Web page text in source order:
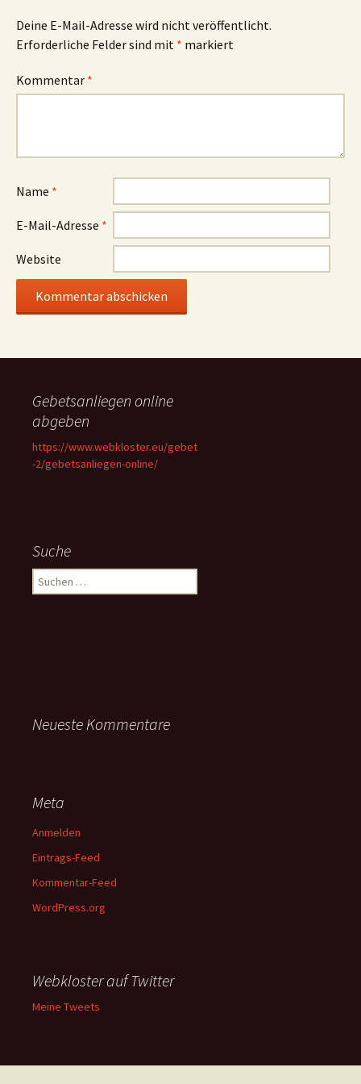
Deine E-Mail-Adresse wird nicht veröffentlicht.
Erforderliche Felder sind mit * markiert
Kommentar *
Name *
E-Mail-Adresse *
Website
Gebetsanliegen online
abgeben
https://www.webkloster.eu/gebet
-2/gebetsanliegen-online/
Suche
Suchen
nach:
Neueste Kommentare
Meta
Anmelden
Eintrags-Feed
Kommentar-Feed
WordPress.org
Webkloster auf Twitter
Meine Tweets